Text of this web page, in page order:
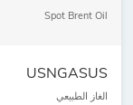
Spot Brent Oil
USNGASUS
الغاز الطبيعي